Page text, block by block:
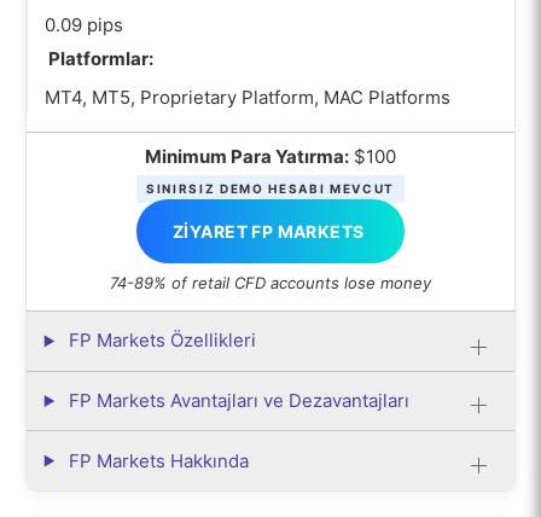
0.09 pips
Platformlar:
MT4, MT5, Proprietary Platform, MAC Platforms
Minimum Para Yatırma: $100
SINIRSIZ DEMO HESABI MEVCUT
ZIYARET FP MARKETS
74-89% of retail CFD accounts lose money
FP Markets Özellikleri
FP Markets Avantajları ve Dezavantajları
FP Markets Hakkında